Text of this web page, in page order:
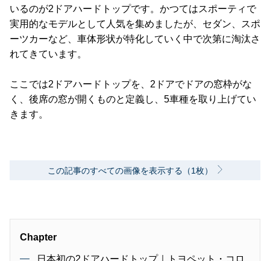
いるのが2ドアハードトップです。かつてはスポーティで
実用的なモデルとして人気を集めましたが、セダン、スポ
ーツカーなど、車体形状が特化していく中で次第に淘汰さ
れてきています。
ここでは2ドアハードトップを、2ドアでドアの窓枠がな
く、後席の窓が開くものと定義し、5車種を取り上げてい
きます。
この記事のすべての画像を表示する（1枚）
Chapter